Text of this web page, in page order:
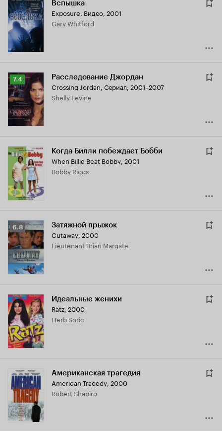
Вспышка
Exposure, Видео, 2001
Gary Whitford
Рейтинг
Кинопоиска
7.4
7.4 Расследование Джордан
Crossing Jordan, Сериал, 2001–2007
Shelly Levine
Когда Билли побеждает Бобби
When Billie Beat Bobby, 2001
Bobby Riggs
Рейтинг
Кинопоиска
6.8
6.8 Затяжной прыжок
Cutaway, 2000
Lieutenant Brian Margate
Идеальные женихи
Ratz, 2000
Herb Soric
Американская трагедия
American Tragedy, 2000
Robert Shapiro